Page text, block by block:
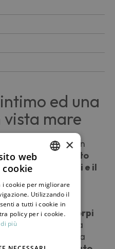
ed una
vista mare
il nome, è un
dell’isola
ubicato
strada tra Scauri e il
di
sviluppa in due corpi
si trovano una
il soggiorno, la
ENGLISH
×
web
i cookie per migliorare
Utilizzando il
a tutti i cookie in
policy per i cookie.
più